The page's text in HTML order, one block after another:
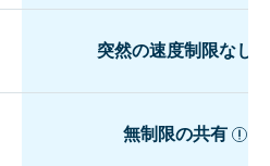
突然の速度制限なし
無制限の共有